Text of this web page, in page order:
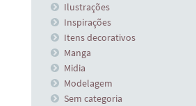
Ilustrações
Inspirações
Itens decorativos
Manga
Midia
Modelagem
Sem categoria